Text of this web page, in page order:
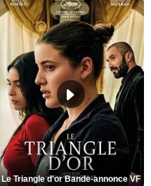
Le Triangle d'or Bande-annonce VF